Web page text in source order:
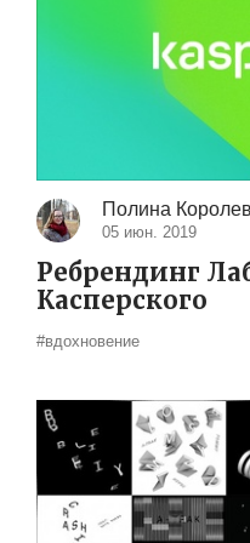
Полина
05 июн. 2019
Ребрендинг
Касперского
#вдохновение